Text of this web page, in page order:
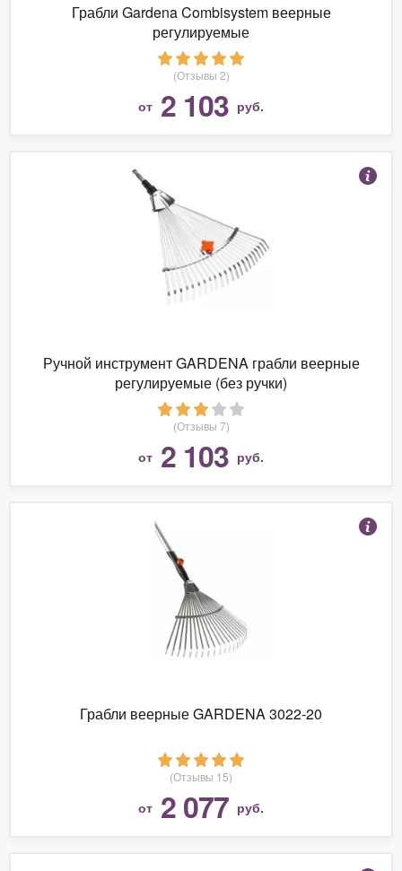
Грабли Gardena Combisystem веерные
регулируемые
(Отзывы 2)
от 2 103 руб.
Ручной инструмент GARDENA грабли веерные
регулируемые (без ручки)
(Отзывы 7)
от 2 103 руб.
Грабли веерные GARDENA 3022-20
(Отзывы 15)
от 2 077 руб.